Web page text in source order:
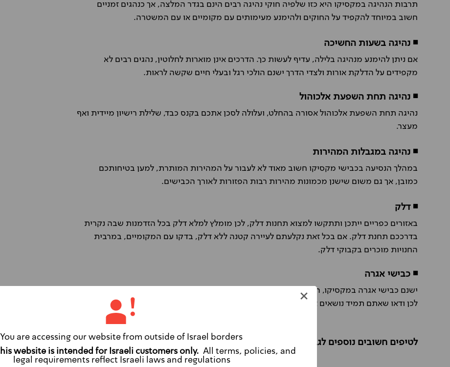
תרבות הנהיגה במקסיקו היא כזו שלפיה חוקי נהיגה רבים הינם בגדר המלצה, אך כנהגים זמניים
חשוב במיוחד להקפיד על החוקים ולהימנע מעימותים עם מקומיים או עם המשטרה.
◾ נהיגה בשעות החשיכה
אם ניתן להימנע מנהיגה בלילה, עדיף לעשות כך. הדרכים אינן מוארות לחלוטין, נהגים רבים לא
מקפידים על הדלקת אורות ולצדי הדרך ישנם הולכי רגל ובעלי חיים שקשה לראות.
◾ נהיגה תחת השפעת אלכוהול
נהיגה תחת השפעת אלכוהול אסורה בהחלט, ועלולה לסכן אתכם בקנס כבד, שלילת רישיון מיידית ואף
מעצר.
◾ נהיגה במגבלות המהירות
במהלך הנסיעה בכבישי מקסיקו חשוב מאוד לא לעבור על המהירות המותרת, למען בטיחותכם
כמובן, אך גם משום שישנן מכמונות מהירות רבות הפזורות לאורך הכבישים.
◾ דלק
באזורים כפריים ייתכן ותתקשו למצוא תחנות דלק, לכן מומלץ למלא דלק בכל הזדמנות שבה נקרית
בדרככם תחנת דלק. אם בכל זאת נקלעתם לעיירה קטנה ללא דלק, בדקו עם המקומיים, במרבית
החנויות מוכרים בקבוקי דלק.
◾ כבישי אגרה
ישנם כבישי אגרה במקסיקו, המכונים
לכן ודאו שאתם תמיד נושאים איתכם מזומן בארנק.
לטיפים חשובים נוספים לגבי השכרת הרכב שלכם בחו"ללחצו כאן.
All terms, policies, and
legal requirements reflect Israeli laws and regulations
You are accessing our website from outside of Israel borders